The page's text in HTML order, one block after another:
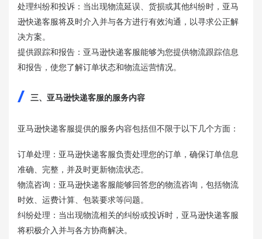
处理纠纷和投诉：当出现物流延误、货损或其他纠纷时，亚马
逊快递客服将及时介入并与各方进行有效沟通，以寻求公正解
决方案。
提供跟踪和报告：亚马逊快递客服能够为您提供物流跟踪信息
和报告，使您了解订单状态和物流运营情况。
三、亚马逊快递客服的服务内容
亚马逊快递客服提供的服务内容包括但不限于以下几个方面：
订单处理：亚马逊快递客服负责处理您的订单，确保订单信息
准确、完整，并及时更新物流状态。
物流咨询：亚马逊快递客服能够回答您的物流咨询，包括物流
时效、运费计算、包装要求等问题。
纠纷处理：当出现物流相关的纠纷或投诉时，亚马逊快递客服
将积极介入并与各方协商解决。